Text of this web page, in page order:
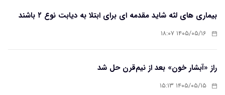
بیماری های لثه شاید مقدمه ای برای ابتلا به دیابت نوع ۲ باشند
۱۴۰۵/۰۵/۱۶ ۱۸:۰۷
راز «آبشار خون» بعد از نیم‌قرن حل شد
۱۴۰۵/۰۵/۱۵ ۱۵:۱۳